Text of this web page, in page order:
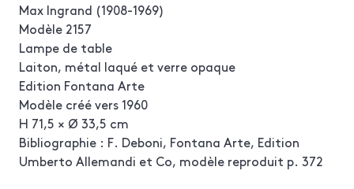
Max Ingrand (1908-1969)
Modèle 2157
Lampe de table
Laiton, métal laqué et verre opaque
Edition Fontana Arte
Modèle créé vers 1960
H 71,5 × Ø 33,5 cm
Bibliographie : F. Deboni, Fontana Arte, Edition
Umberto Allemandi et Co, modèle reproduit p. 372